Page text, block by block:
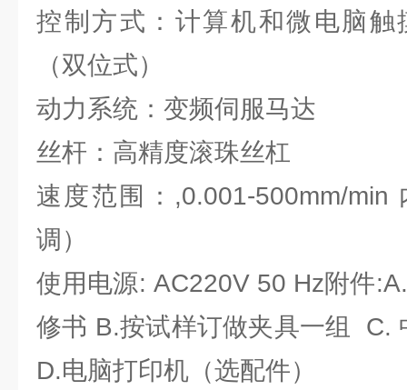
控制方式：计算机和微电脑触
（双位式）
动力系统：变频伺服马达
丝杆：高精度滚珠丝杠
速度范围：,0.001-500mm/min
调）
使用电源: AC220V 50 Hz附件
修书 B.按试样订做夹具一组
D.电脑打印机（选配件）